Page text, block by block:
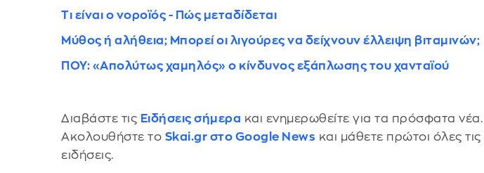
Τι είναι ο νοροϊός - Πώς μεταδίδεται
Μύθος ή αλήθεια; Μπορεί οι λιγούρες να δείχνουν έλλειψη βιταμινών;
ΠΟΥ: «Απολύτως χαμηλός» ο κίνδυνος εξάπλωσης του χανταϊού
Διαβάστε τις Ειδήσεις σήμερα και ενημερωθείτε για τα πρόσφατα νέα.
Ακολουθήστε το Skai.gr στο Google News και μάθετε πρώτοι όλες τις
ειδήσεις.